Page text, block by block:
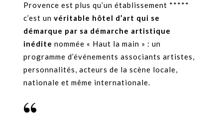
Provence est plus qu’un établissement *****
c’est un véritable hôtel d’art qui se
démarque par sa démarche artistique
inédite nommée « Haut la main » : un
programme d’événements associants artistes,
personnalités, acteurs de la scène locale,
nationale et même internationale.